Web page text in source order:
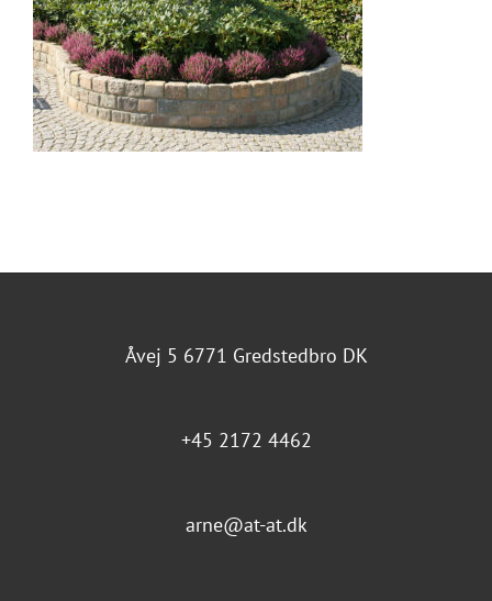
Åvej 5 6771 Gredstedbro DK
+45 2172 4462
arne@at-at.dk